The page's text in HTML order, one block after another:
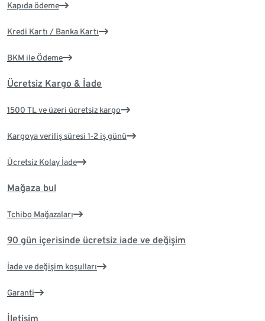
Kapıda ödeme
Kredi Kartı / Banka Kartı
BKM ile Ödeme
Ücretsiz Kargo & İade
1500 TL ve üzeri ücretsiz kargo
Kargoya veriliş süresi 1-2 iş günü
Ücretsiz Kolay İade
Mağaza bul
Tchibo Mağazaları
90 gün içerisinde ücretsiz iade ve değişim
İade ve değişim koşulları
Garanti
İletişim